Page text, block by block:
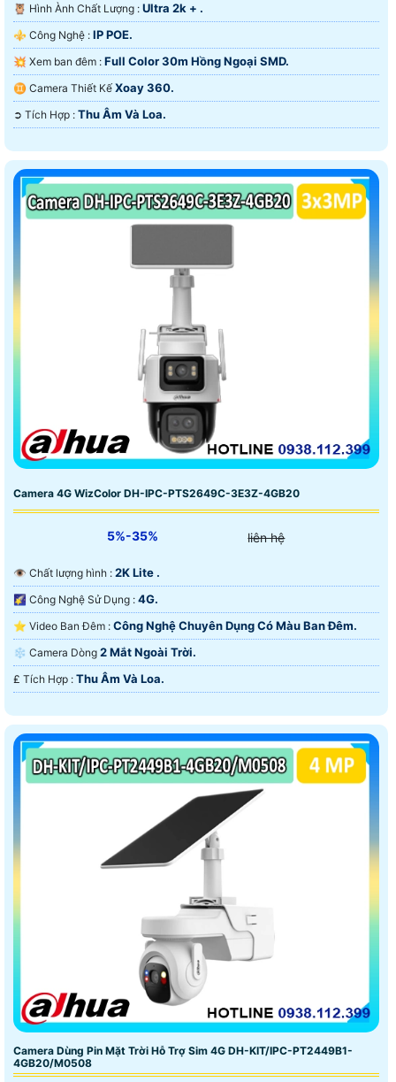
🦉 Hình Ành Chất Lượng : Ultra 2k + .
⚜️ Công Nghệ : IP POE.
💥 Xem ban đêm : Full Color 30m Hồng Ngoại SMD.
♊ Camera Thiết Kế Xoay 360.
️➲ Tích Hợp : Thu Âm Và Loa.
Camera 4G WizColor DH-IPC-PTS2649C-3E3Z-4GB20
5%-35% liên hệ
👁 Chất lượng hình : 2K Lite .
🌠 Công Nghệ Sử Dụng : 4G.
⭐ Video Ban Đêm : Công Nghệ Chuyên Dụng Có Màu Ban Ðêm.
❄ Camera Dòng 2 Mắt Ngoài Trời.
️₤ Tích Hợp : Thu Âm Và Loa.
Camera Dùng Pin Mặt Trời Hỗ Trợ Sim 4G DH-KIT/IPC-PT2449B1-
4GB20/M0508